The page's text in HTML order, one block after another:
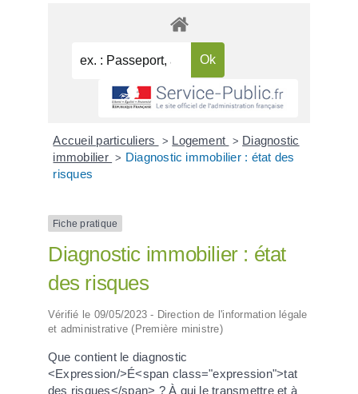
Accueil particuliers > Logement > Diagnostic
immobilier > Diagnostic immobilier : état des
risques
Fiche pratique
Diagnostic immobilier : état
des risques
Vérifié le 09/05/2023 - Direction de l'information légale
et administrative (Première ministre)
Que contient le diagnostic
<Expression/>É<span class="expression">tat
des risques</span> ? À qui le transmettre et à